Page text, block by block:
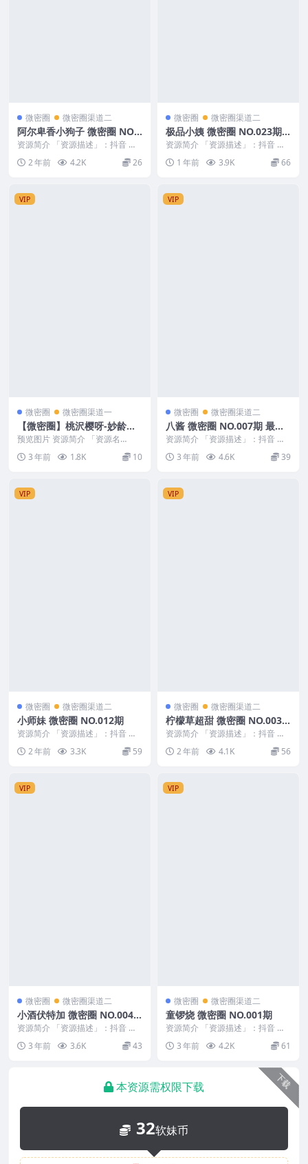
微密圈 微密圈渠道二
阿尔卑香小狗子 微密圈 NO.0
48期 最新至：2024.6.17
资源简介 「资源描述」：抖音 阿
尔卑香小狗子 微密圈 NO.048期
【30P】...
2 年前 4.2K 26
微密圈 微密圈渠道二
极品小姨 微密圈 NO.023期
最新至：2025.5.26
资源简介 「资源描述」：抖音 极
品小姨 微密圈 NO.023期 【5V】
最新至：...
1 年前 3.9K 66
VIP
微密圈 微密圈渠道一
【微密圈】桃沢樱呀-妙龄黑
丝[27P3V-279MB]
预览图片 资源简介 「资源名
称」：【微密圈】桃沢樱呀-妙龄
黑丝[27P3V-27...
3 年前 1.8K 10
VIP
微密圈 微密圈渠道二
八酱 微密圈 NO.007期 最新
至：2023.11.23
资源简介 「资源描述」：抖音 八
酱 微密圈 NO.007期 【5P5V】最
新至：...
3 年前 4.6K 39
VIP
微密圈 微密圈渠道二
小师妹 微密圈 NO.012期
资源简介 「资源描述」：抖音 小
师妹 微密圈 NO.012期 【22P】
「资源...
2 年前 3.3K 59
VIP
微密圈 微密圈渠道二
柠檬草超甜 微密圈 NO.003
期 最新至：2024.3.1
资源简介 「资源描述」：抖音 柠
檬草超甜 微密圈 NO.003期 【45P
1V】...
2 年前 4.1K 56
VIP
微密圈 微密圈渠道二
小酒伏特加 微密圈 NO.004
期
资源简介 「资源描述」：抖音 小
酒伏特加 微密圈 NO.004期 【38
P】 「...
3 年前 3.6K 43
VIP
微密圈 微密圈渠道二
童锣烧 微密圈 NO.001期
资源简介 「资源描述」：抖音 童
锣烧 微密圈 NO.001期 【22P8V】
「...3 年前 4.2K 61
下载
本资源需权限下载
32软妹币